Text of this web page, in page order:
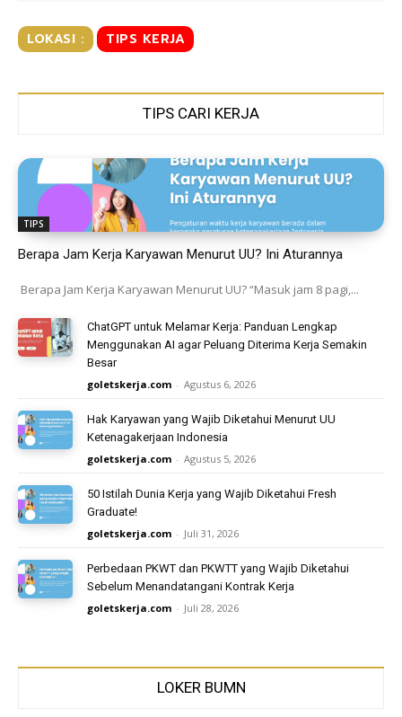
LOKASI : TIPS KERJA
TIPS CARI KERJA
TIPS
Berapa Jam Kerja Karyawan Menurut UU? Ini Aturannya
Berapa Jam Kerja Karyawan Menurut UU? “Masuk jam 8 pagi,...
ChatGPT untuk Melamar Kerja: Panduan Lengkap
Menggunakan AI agar Peluang Diterima Kerja Semakin
Besar
goletskerja.com - Agustus 6, 2026
Hak Karyawan yang Wajib Diketahui Menurut UU
Ketenagakerjaan Indonesia
goletskerja.com - Agustus 5, 2026
50 Istilah Dunia Kerja yang Wajib Diketahui Fresh
Graduate!
goletskerja.com - Juli 31, 2026
Perbedaan PKWT dan PKWTT yang Wajib Diketahui
Sebelum Menandatangani Kontrak Kerja
goletskerja.com - Juli 28, 2026
LOKER BUMN